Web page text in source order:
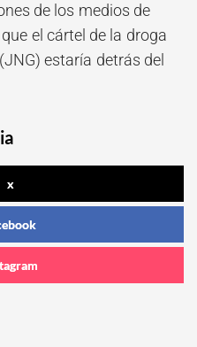
de los medios de
el cártel de la droga
estaría detrás del
x